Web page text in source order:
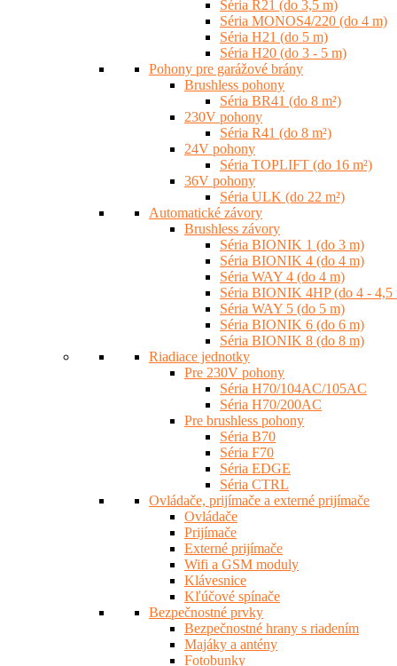
Séria R21 (do 3,5 m)
Séria MONOS4/220 (do 4 m)
Séria H21 (do 5 m)
Séria H20 (do 3 - 5 m)
Pohony pre garážové brány
Brushless pohony
Séria BR41 (do 8 m²)
230V pohony
Séria R41 (do 8 m²)
24V pohony
Séria TOPLIFT (do 16 m²)
36V pohony
Séria ULK (do 22 m²)
Automatické závory
Brushless závory
Séria BIONIK 1 (do 3 m)
Séria BIONIK 4 (do 4 m)
Séria WAY 4 (do 4 m)
Séria BIONIK 4HP (do 4 - 4,5
Séria WAY 5 (do 5 m)
Séria BIONIK 6 (do 6 m)
Séria BIONIK 8 (do 8 m)
Riadiace jednotky
Pre 230V pohony
Séria H70/104AC/105AC
Séria H70/200AC
Pre brushless pohony
Séria B70
Séria F70
Séria EDGE
Séria CTRL
Ovládače, prijímače a externé prijímače
Ovládače
Prijímače
Externé prijímače
Wifi a GSM moduly
Klávesnice
Kľúčové spínače
Bezpečnostné prvky
Bezpečnostné hrany s riadením
Majáky a antény
Fotobunky